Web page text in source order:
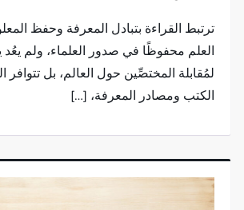
ترتبط القراءة بتبادل المعرفة وحفظ
العلم محفوظًا في صدور العلماء، ولم
لمُقابلة المختصِّين حول العالم، بل
الكتب ومصادر المعرفة، […]